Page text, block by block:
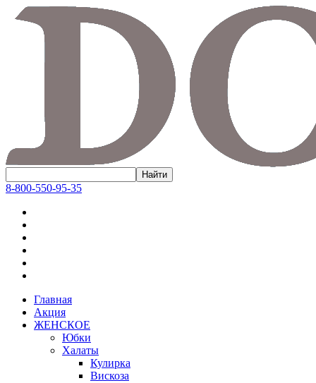
8-800-550-95-35
Главная
Акция
ЖЕНСКОЕ
Юбки
Халаты
Кулирка
Вискоза